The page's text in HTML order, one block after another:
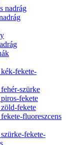
nadrág
fekete-
szürke
fekete
fekete
fluoreszcens
fekete-